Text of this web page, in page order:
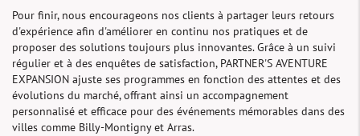
Pour finir, nous encourageons nos clients à partager leurs retours
d'expérience afin d'améliorer en continu nos pratiques et de
proposer des solutions toujours plus innovantes. Grâce à un suivi
régulier et à des enquêtes de satisfaction, PARTNER'S AVENTURE
EXPANSION ajuste ses programmes en fonction des attentes et des
évolutions du marché, offrant ainsi un accompagnement
personnalisé et efficace pour des événements mémorables dans des
villes comme Billy-Montigny et Arras.